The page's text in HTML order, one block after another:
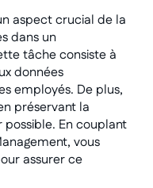
aspect crucial de la
dans un
tâche consiste à
données
employés. De plus,
préservant la
En couplant
vous
assurer ce